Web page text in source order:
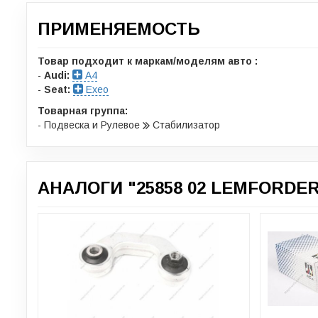
ПРИМЕНЯЕМОСТЬ
Товар подходит к маркам/моделям авто :
- Audi:
A4
- Seat:
Exeo
Товарная группа:
- Подвеска и Рулевое
Стабилизатор
АНАЛОГИ "25858 02